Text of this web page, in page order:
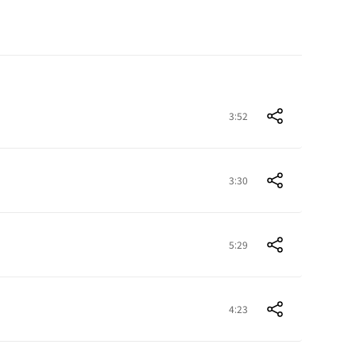
3:52
3:30
5:29
4:23